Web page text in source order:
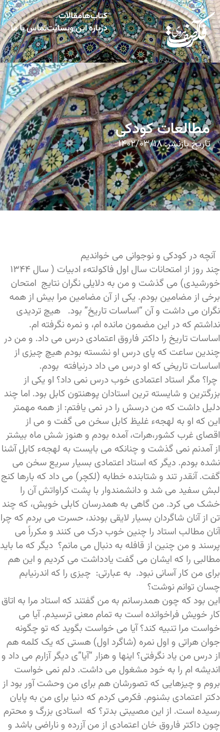
کتاب‌هامقالات
درباره این وبسایتتماس با ما
مطالعات کودکی
تاریخ بازنشر:۱۴۰۲/۰۳/۱۸
آنچه در کودکی و نوجوانی می خواندیم
چند روز از امتحانات سال اول فاکولتهء ادبیات ( سال ۱۳۴۴
خورشیدی) می گذشت و من به دلایلی نگران نتایج امتحان
برخی از مضامین بودم. یکی از آن مضامین مرا بیش از همه
نگران می داشت و آن “اساسات تاریخ” بود. هیچ تردیدی
نداشتم که در این مضمون مانده ام، و نمره نگرفته ام.
اساسات تاریخ را داکتر فاروق اعتمادی درس می داد. و من در
چندین ساعت که پای درس او نشسته بودم هیچ چیزی از
اساسات تاریخی که او درس می داد درنیافته بودم.
چرا؟ مگر استاد اعتمادی خوب درس نمی داد؟ او یکی از
بزرگترین و شایسته ترین استادان پوهنتون کابل بود. اما چند
دلیل داشت که من درسش را در نمی یافتم: از همه مهمتر
این که او به لهجهء غلیظ کابل سخن می گفت و می از
اقصای غرب کشور،هرات، آمده بودم و هنوز شش ماه بیشتر
از آمدنم نمی گذشت و چنانکه می بایست به لهجهء کابل آشنا
نشده بودم. دیگر که استاد اعتمادی بسیار سریع سخن می
گفت. آنقدر تند و شتابنده خطابه (لکچر) می داد که بارها کنج
لبش سفید می شد و دانشمندوار با پشت کراواتش آن را
خشک می کرد. من گاهی به همدرسان کابلی خویش، که چند
تن از آنان شاگردان بسیار لایقی بودند، حسرت می بردم که چرا
آنان مطالب استاد را چنین خوب درک می کنند و مکرراً می
پرسند و من چنین از قافله به دنبال می مانم؟ دیگر که ما باید
مطالبی را که ایشان می گفت یادداشت می کردیم و این هم
برای من کار آسانی نبود. به عبارتی: چیزی را که اندرنیابم
چسان توانم نوشت؟
این بود که چون همدرسانم به من گفتند که استاد مرا به اتاق
کار خویش فراخوانده است به تمام معنی ترسیدم. آیا می
خواست مرا تنبیه کند؟ آیا می خواست بگوید که تو چگونه
جوان هراتی و اول نمره (شاگرد اول) هستی که یک کلمه هم
از درس من یاد نگرفتی؟ اینها و هزار “آیا”ی دیگر آزارم می داد و
اندیشه ام را به خود مشغول می داشت. دلم نمی خواست
بروم و چیزهایی که تصورشان هم برای من وحشت آور بود از
دکتر اعتمادی بشنوم. فکرمی کردم که دنیا برای من به پایان
رسیده است. از این مصیبتی بدتر؟ که استادی بزرگ و محترم
چون داکتر فاروق خان اعتمادی از من آزرده و ناراضی باشد و